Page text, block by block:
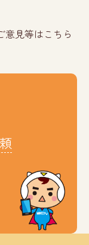
意見等はこちら